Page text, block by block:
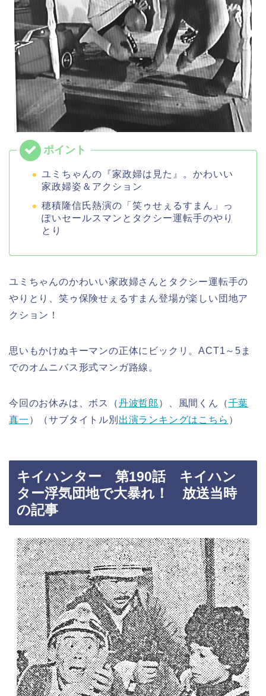
ユミちゃんの『家政婦は見た』。かわいい
家政婦姿＆アクション
穂積隆信氏熱演の「笑ゥせぇるすまん」っ
ぽいセールスマンとタクシー運転手のやり
とり
ユミちゃんのかわいい家政婦さんとタクシー運転手の
やりとり、笑ゥ保険せぇるすまん登場が楽しい団地ア
クション！
思いもかけぬキーマンの正体にビックリ。ACT1～5ま
でのオムニバス形式マンガ路線。
今回のお休みは、ボス（丹波哲郎 ）、風間くん（千葉
真一 ）（サブタイトル別 出演ランキングはこちら ）
キイハンター 第190話 キイハン
ター浮気団地で大暴れ！ 放送当時
の記事